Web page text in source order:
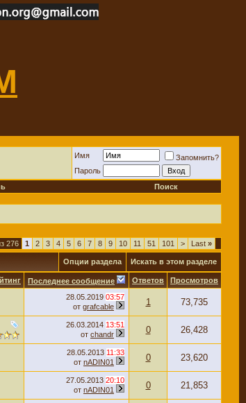
Имя
Запомнить?
Пароль
Поиск
276 1 2 3 4 5 6 7 8 9 10 11 51 101 > Last »
Опции раздела Искать в этом разделе
Последнее сообщение Ответов Просмотров
28.05.2019 03:57
от grafcable 1 73,735
26.03.2014 13:51
от chandr 0 26,428
28.05.2013 11:33
от nADIN01 0 23,620
27.05.2013 20:10
от nADIN01 0 21,853